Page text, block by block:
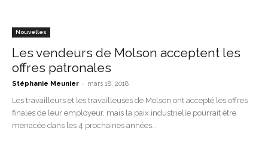
Nouvelles
Les vendeurs de Molson acceptent les
offres patronales
Stéphanie Meunier - mars 18, 2018
Les travailleurs et les travailleuses de Molson ont accepté les offres
finales de leur employeur, mais la paix industrielle pourrait être
menacée dans les 4 prochaines années…